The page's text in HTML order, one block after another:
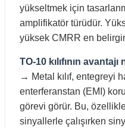
yükseltmek için
amplifikatör türüdür.
yüksek CMRR en
TO-10 kılıfının avantajı
→ Metal kılıf, entegreyi
enterferanstan (EMI)
görevi görür. Bu,
sinyallerle çalışırken